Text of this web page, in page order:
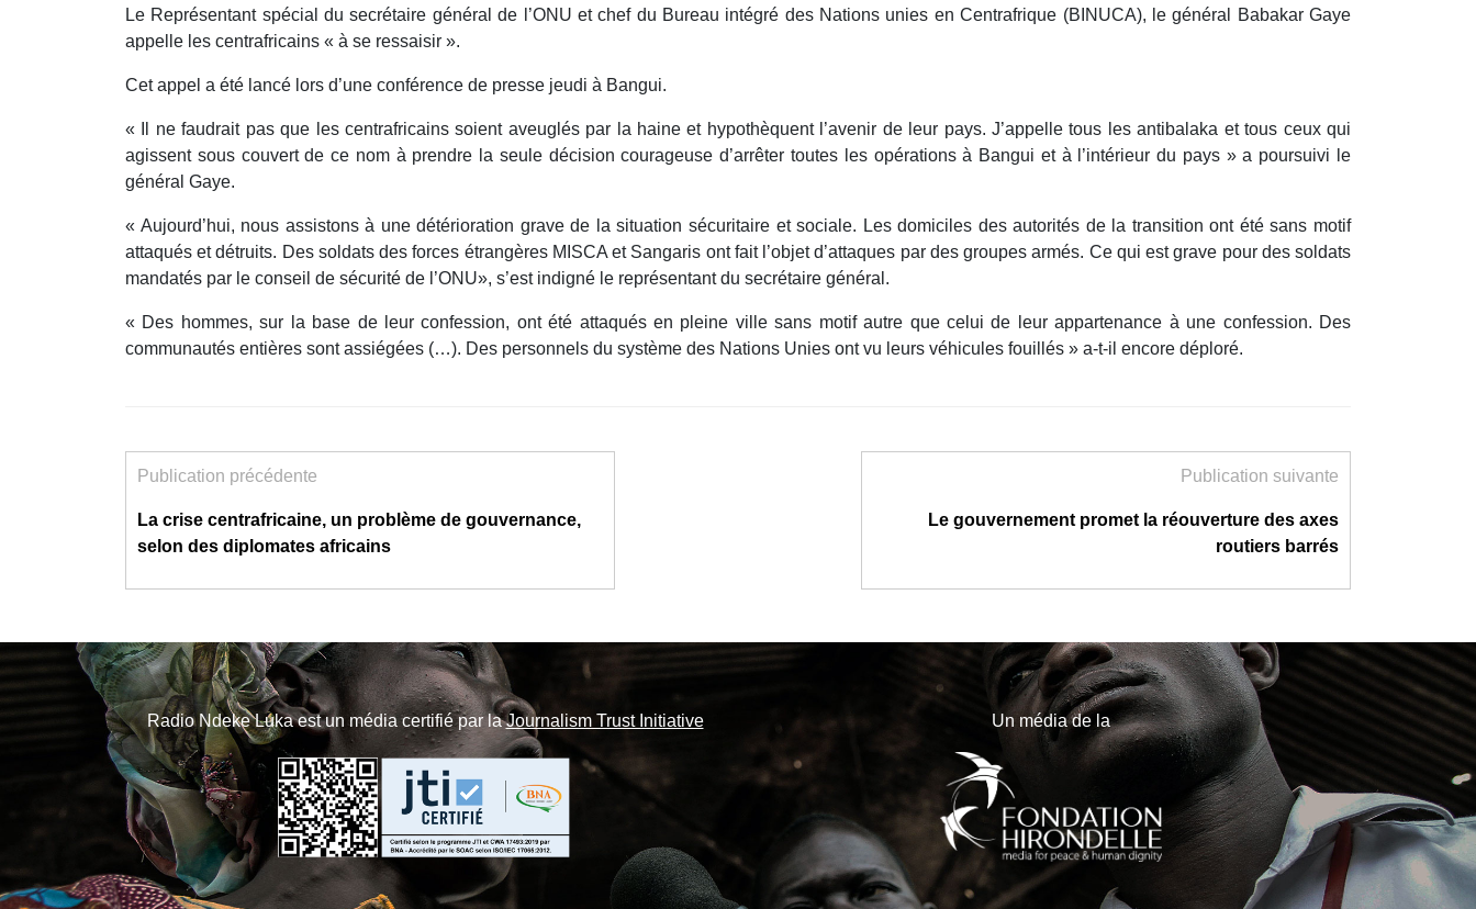
Le Représentant spécial du secrétaire général de l’ONU et chef du Bureau intégré des Nations unies en Centrafrique (BINUCA), le général Babakar Gaye
appelle les centrafricains « à se ressaisir ».
Cet appel a été lancé lors d’une conférence de presse jeudi à Bangui.
« Il ne faudrait pas que les centrafricains soient aveuglés par la haine et hypothèquent l’avenir de leur pays. J’appelle tous les antibalaka et tous ceux qui
agissent sous couvert de ce nom à prendre la seule décision courageuse d’arrêter toutes les opérations à Bangui et à l’intérieur du pays » a poursuivi le
général Gaye.
« Aujourd’hui, nous assistons à une détérioration grave de la situation sécuritaire et sociale. Les domiciles des autorités de la transition ont été sans motif
attaqués et détruits. Des soldats des forces étrangères MISCA et Sangaris ont fait l’objet d’attaques par des groupes armés. Ce qui est grave pour des soldats
mandatés par le conseil de sécurité de l’ONU», s’est indigné le représentant du secrétaire général.
« Des hommes, sur la base de leur confession, ont été attaqués en pleine ville sans motif autre que celui de leur appartenance à une confession. Des
communautés entières sont assiégées (…). Des personnels du système des Nations Unies ont vu leurs véhicules fouillés » a-t-il encore déploré.
Publication précédente
La crise centrafricaine, un problème de gouvernance,
selon des diplomates africains
Publication suivante
Le gouvernement promet la réouverture des axes
routiers barrés
Radio Ndeke Luka est un média certifié par laJournalism Trust Initiative Un média de la